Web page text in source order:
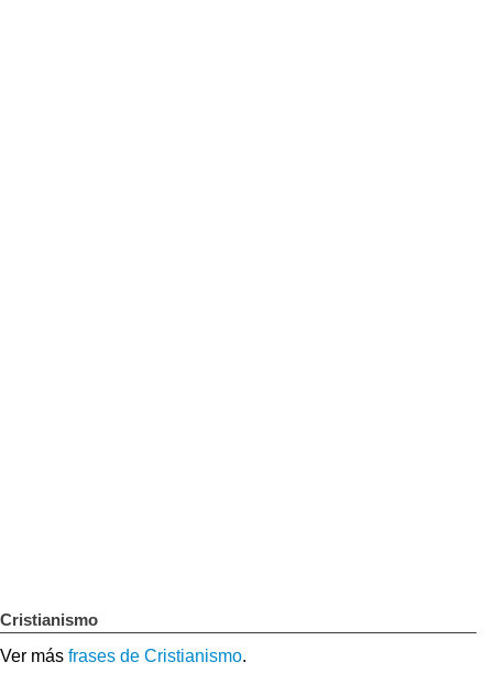
Cristianismo
Ver más frases de Cristianismo.